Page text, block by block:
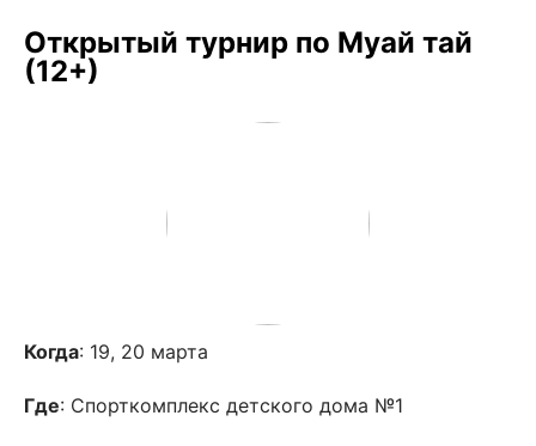
Открытый турнир по Муай тай
(12+)
Когда: 19, 20 марта
Где: Спорткомплекс детского дома №1